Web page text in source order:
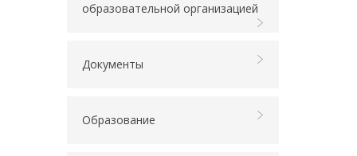
образовательной организацией
Документы
Образование